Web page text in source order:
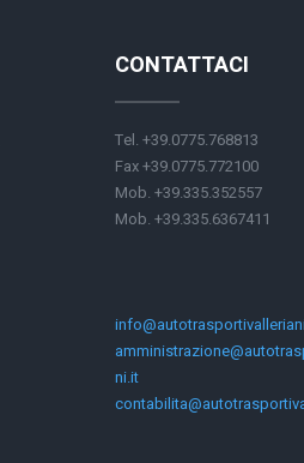
CONTATTACI
Tel. +39.0775.768813
Fax +39.0775.772100
Mob. +39.335.352557
Mob. +39.335.6367411
ni.it